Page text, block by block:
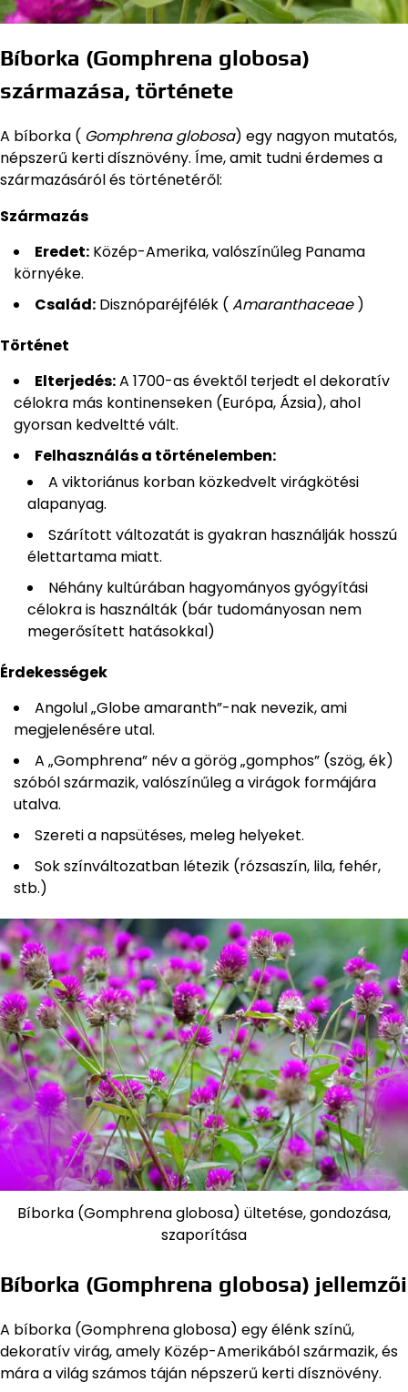
Bíborka (Gomphrena globosa)
származása, története
A bíborka ( Gomphrena globosa) egy nagyon mutatós,
népszerű kerti dísznövény. Íme, amit tudni érdemes a
származásáról és történetéről:
Származás
Eredet: Közép-Amerika, valószínűleg Panama
környéke.
Család: Disznóparéjfélék ( Amaranthaceae)
Történet
Elterjedés:A 1700-as évektől terjedt el dekoratív
célokra más kontinenseken (Európa, Ázsia), ahol
gyorsan kedveltté vált.
Felhasználás a történelemben:
A viktoriánus korban közkedvelt virágkötési
alapanyag.
Szárított változatát is gyakran használják hosszú
élettartama miatt.
Néhány kultúrában hagyományos gyógyítási
célokra is használták (bár tudományosan nem
megerősített hatásokkal)
Érdekességek
Angolul „Globe amaranth”-nak nevezik, ami
megjelenésére utal.
A „Gomphrena” név a görög „gomphos” (szög, ék)
szóból származik, valószínűleg a virágok formájára
utalva.
Szereti a napsütéses, meleg helyeket.
Sok színváltozatban létezik (rózsaszín, lila, fehér,
stb.)
Bíborka (Gomphrena globosa) ültetése, gondozása,
szaporítása
Bíborka (Gomphrena globosa) jellemzői
A bíborka (Gomphrena globosa) egy élénk színű,
dekoratív virág, amely Közép-Amerikából származik, és
mára a világ számos táján népszerű kerti dísznövény.